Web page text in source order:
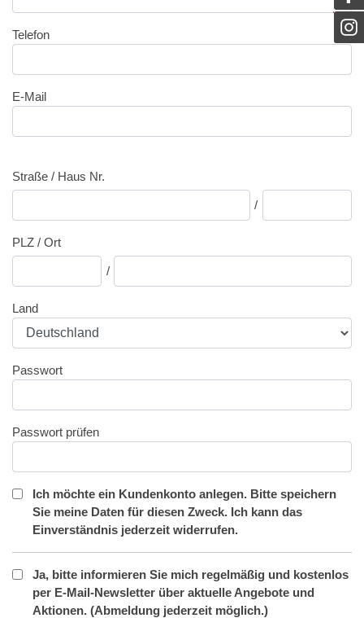
Telefon
E-Mail
Straße / Haus Nr.
/
PLZ / Ort
/
Land
Passwort
Passwort prüfen
Ich möchte ein Kundenkonto anlegen. Bitte speichern
Sie meine Daten für diesen Zweck. Ich kann das
Einverständnis jederzeit widerrufen.
Ja, bitte informieren Sie mich regelmäßig und kostenlos
per E-Mail-Newsletter über aktuelle Angebote und
Aktionen. (Abmeldung jederzeit möglich.)